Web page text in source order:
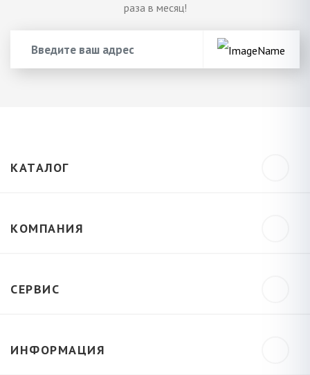
раза в месяц!
КАТАЛОГ
КОМПАНИЯ
СЕРВИС
ИНФОРМАЦИЯ